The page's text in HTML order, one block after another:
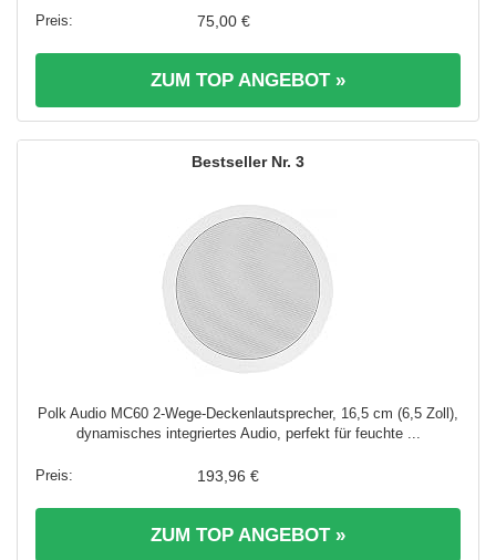
75,00 €
ZUM TOP ANGEBOT »
3
Polk Audio MC60 2-Wege-Deckenlautsprecher, 16,5 cm (6,5 Zoll),
dynamisches integriertes Audio, perfekt für feuchte ...
193,96 €
ZUM TOP ANGEBOT »